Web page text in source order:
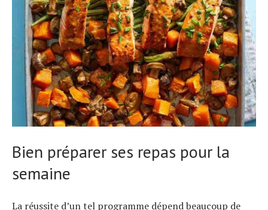
Bien préparer ses repas pour la
semaine
La réussite d’un tel programme dépend beaucoup de